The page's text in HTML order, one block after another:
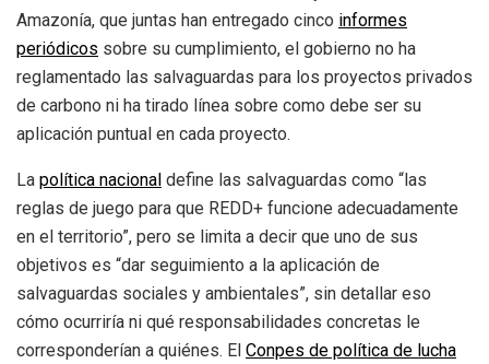
Amazonía, que juntas han entregado cinco informes
periódicos sobre su cumplimiento, el gobierno no ha
reglamentado las salvaguardas para los proyectos privados
de carbono ni ha tirado línea sobre como debe ser su
aplicación puntual en cada proyecto.
La política nacional define las salvaguardas como “las
reglas de juego para que REDD+ funcione adecuadamente
en el territorio”, pero se limita a decir que uno de sus
objetivos es “dar seguimiento a la aplicación de
salvaguardas sociales y ambientales”, sin detallar eso
cómo ocurriría ni qué responsabilidades concretas le
corresponderían a quiénes. El Conpes de política de lucha